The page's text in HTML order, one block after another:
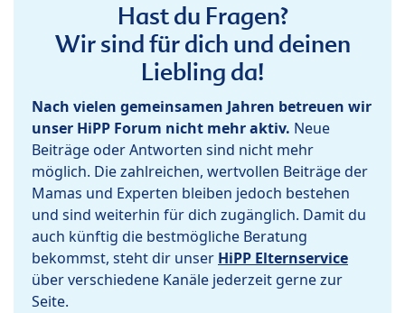
Hast du Fragen?
Wir sind für dich und deinen
Liebling da!
Nach vielen gemeinsamen Jahren betreuen wir
unser HiPP Forum nicht mehr aktiv. Neue
Beiträge oder Antworten sind nicht mehr
möglich. Die zahlreichen, wertvollen Beiträge der
Mamas und Experten bleiben jedoch bestehen
und sind weiterhin für dich zugänglich. Damit du
auch künftig die bestmögliche Beratung
bekommst, steht dir unser HiPP Elternservice
über verschiedene Kanäle jederzeit gerne zur
Seite.